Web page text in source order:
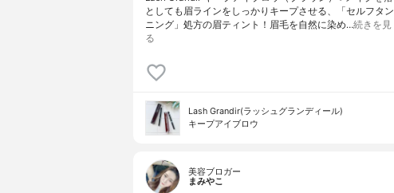
としても眉ラインをしっかりキープさせる、「セルフタン
ニング」処方の眉ティント！眉毛を自然に染め…続きを見
る
Lash Grandir(ラッシュグランディール)
キープアイブロウ
美容ブロガー
まみやこ